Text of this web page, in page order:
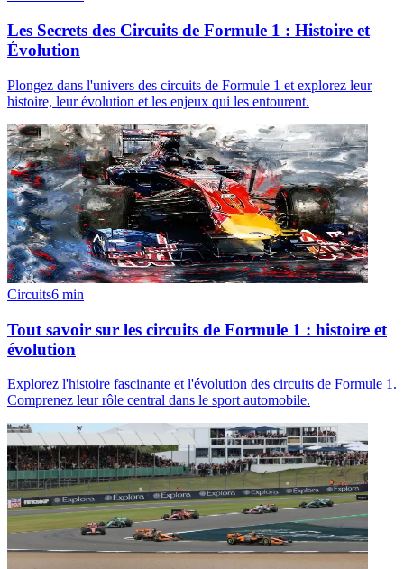
Les Secrets des Circuits de Formule 1 : Histoire et
Évolution
Plongez dans l'univers des circuits de Formule 1 et explorez leur
histoire, leur évolution et les enjeux qui les entourent.
Circuits6 min
Tout savoir sur les circuits de Formule 1 : histoire et
évolution
Explorez l'histoire fascinante et l'évolution des circuits de Formule 1.
Comprenez leur rôle central dans le sport automobile.